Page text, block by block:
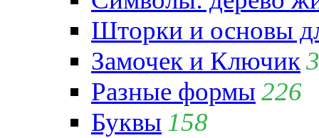
Шторки и основы
Замочек и Ключик
Разные формы 226
Буквы 158